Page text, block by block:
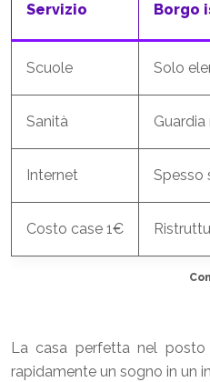
Servizio Borgo
Scuole Solo
Sanità
Internet Spesso
Costo case 1€
La casa perfetta nel
rapidamente un sogno in un